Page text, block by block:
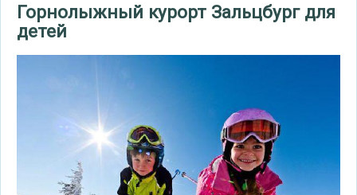
Горнолыжный курорт Зальцбург для
детей